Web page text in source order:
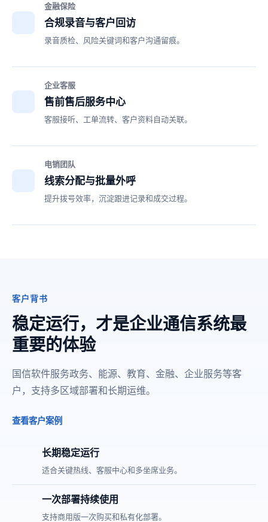
金融保险
合规录音与客户回访
录音质检、风险关键词和客户沟通留痕。
企业客服
售前售后服务中心
客服接听、工单流转、客户资料自动关联。
电销团队
线索分配与批量外呼
提升拨号效率，沉淀跟进记录和成交过程。
客户背书
稳定运行，才是企业通信系统最
重要的体验
国信软件服务政务、能源、教育、金融、企业服务等客
户，支持多区域部署和长期运维。
查看客户案例
长期稳定运行
适合关键热线、客服中心和多坐席业务。
一次部署持续使用
支持商用版一次购买和私有化部署。